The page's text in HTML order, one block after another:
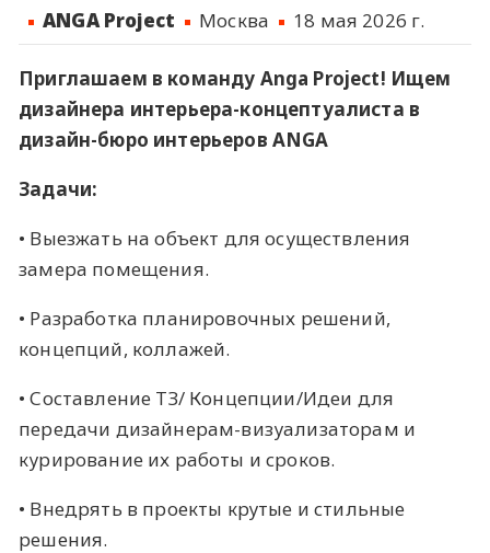
ANGA Project Москва 18 мая 2026 г.
Приглашаем в команду Anga Project! Ищем
дизайнера интерьера-концептуалиста в
дизайн-бюро интерьеров ANGA
Задачи:
• Выезжать на объект для осуществления
замера помещения.
• Разработка планировочных решений,
концепций, коллажей.
• Составление ТЗ/ Концепции/Идеи для
передачи дизайнерам-визуализаторам и
курирование их работы и сроков.
• Внедрять в проекты крутые и стильные
решения.